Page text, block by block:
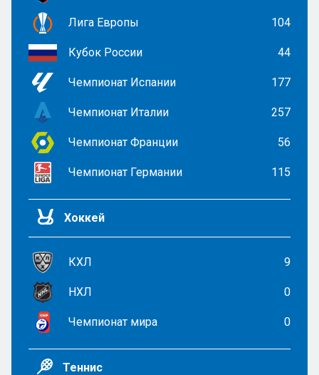
Лига Европы 104
Кубок России 44
Чемпионат Испании 177
Чемпионат Италии 257
Чемпионат Франции 56
Чемпионат Германии 115
Хоккей
КХЛ 9
НХЛ 0
Чемпионат мира 0
Теннис